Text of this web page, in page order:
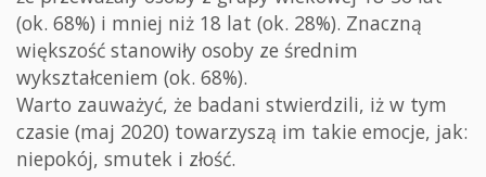
(ok. 68%) i mniej niż 18 lat (ok. 28%). Znaczną
większość stanowiły osoby ze średnim
wykształceniem (ok. 68%).
Warto zauważyć, że badani stwierdzili, iż w tym
czasie (maj 2020) towarzyszą im takie emocje, jak:
niepokój, smutek i złość.